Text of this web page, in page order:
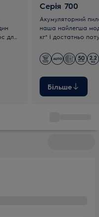
для
Серія 700
Акумуляторний
наша найлегша
кг* і достатньо
вашому домі. Це
оскільки 60%
Більше